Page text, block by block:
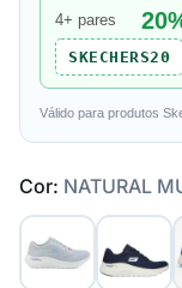
4+ pares
SKECHERS20
Válido para produtos
Cor: NATURAL